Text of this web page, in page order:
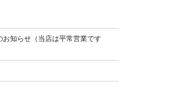
知らせ（当店は平常営業です